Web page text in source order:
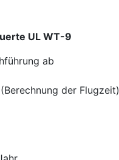
UL WT-9
ab
der Flugzeit)